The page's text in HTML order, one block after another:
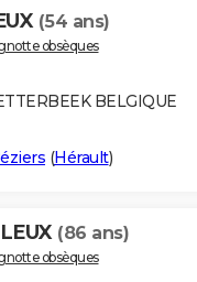
(54 ans)
obsèques
BELGIQUE
(Hérault)
(86 ans)
obsèques